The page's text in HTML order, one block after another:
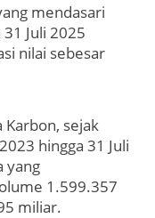
mendasari
Juli 2025
nilai sebesar
Karbon, sejak
hingga 31 Juli
yang
1.599.357
miliar.